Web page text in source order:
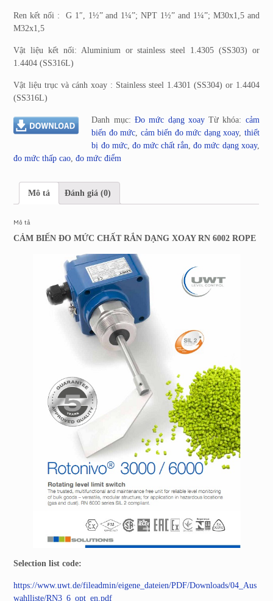
Ren kết nối : G 1″, 1½” and 1¼”; NPT 1½” and 1¼”; M30x1,5 and
M32x1,5
Vật liệu kết nối: Aluminium or stainless steel 1.4305 (SS303) or
1.4404 (SS316L)
Vật liệu trục và cánh xoay : Stainless steel 1.4301 (SS304) or 1.4404
(SS316L)
Danh mục: Đo mức dạng xoay Từ khóa: cảm
biến đo mức, cảm biến đo mức dạng xoay, thiết
bị đo mức, đo mức chất rắn,đo mức dạng xoay,
đo mức thấp cao,đo mức điểm
Mô tả Đánh giá (0)
Mô tả
CẢM BIẾN ĐO MỨC CHẤT RẮN DẠNG XOAY RN 6002 ROPE
Selection list code:
https://www.uwt.de/fileadmin/eigene_dateien/PDF/Downloads/04_Aus
wahlliste/RN3_6_opt_en.pdf